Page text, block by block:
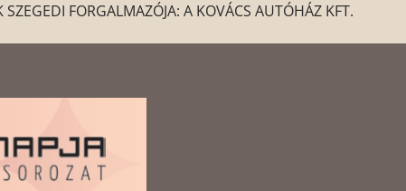
FORGALMAZÓJA: A KOVÁCS AUTÓHÁZ KFT.